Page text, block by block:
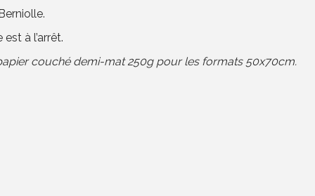
à l’arrêt.
couché demi-mat 250g pour les formats 50x70cm.